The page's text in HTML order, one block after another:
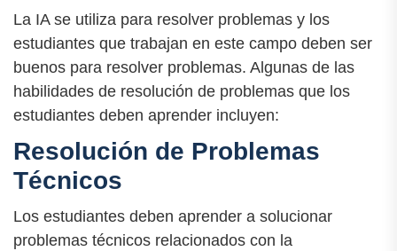
La IA se utiliza para resolver problemas y los
estudiantes que trabajan en este campo deben ser
buenos para resolver problemas. Algunas de las
habilidades de resolución de problemas que los
estudiantes deben aprender incluyen:
Resolución de Problemas
Técnicos
Los estudiantes deben aprender a solucionar
problemas técnicos relacionados con la